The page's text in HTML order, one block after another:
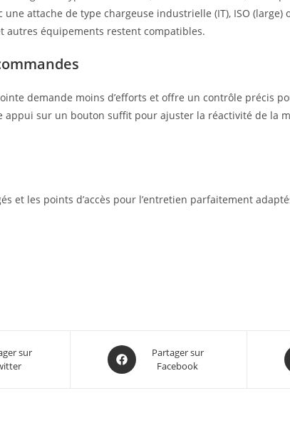
attache de type chargeuse industrielle (IT), ISO
autres équipements restent compatibles.
demande moins d’efforts et offre un contrôle précis
sur un bouton suffit pour ajuster la réactivité de la
et les points d’accès pour l’entretien parfaitement
sur
Partager sur
Facebook